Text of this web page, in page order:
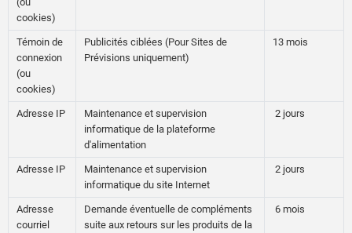
cookies)
Témoin de
connexion
(ou
cookies)
Publicités ciblées (Pour Sites de
Prévisions uniquement)
13 mois
Adresse IP
Maintenance et supervision
informatique de la plateforme
d'alimentation
2 jours
Adresse IP
Maintenance et supervision
informatique du site Internet
2 jours
Adresse
courriel
Demande éventuelle de compléments
suite aux retours sur les produits de la
6 mois